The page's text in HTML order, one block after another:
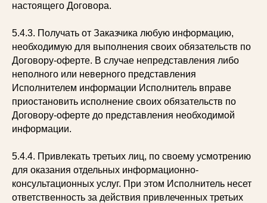
настоящего Договора.
5.4.3. Получать от Заказчика любую информацию,
необходимую для выполнения своих обязательств по
Договору-оферте. В случае непредставления либо
неполного или неверного представления
Исполнителем информации Исполнитель вправе
приостановить исполнение своих обязательств по
Договору-оферте до представления необходимой
информации.
5.4.4. Привлекать третьих лиц, по своему усмотрению
для оказания отдельных информационно-
консультационных услуг. При этом Исполнитель несет
ответственность за действия привлеченных третьих